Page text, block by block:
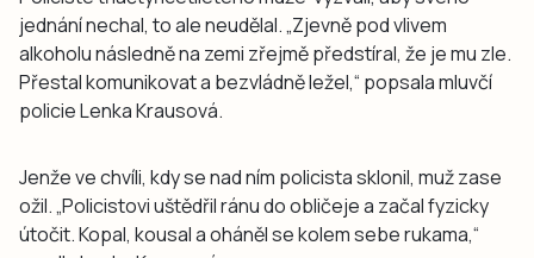
jednání nechal, to ale neudělal. „Zjevně pod vlivem
alkoholu následně na zemi zřejmě předstíral, že je mu zle.
Přestal komunikovat a bezvládně ležel,“ popsala mluvčí
policie Lenka Krausová.
Jenže ve chvíli, kdy se nad ním policista sklonil, muž zase
ožil. „Policistovi uštědřil ránu do obličeje a začal fyzicky
útočit. Kopal, kousal a oháněl se kolem sebe rukama,“